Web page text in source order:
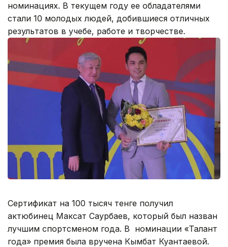
номинациях. В текущем году ее обладателями
стали 10 молодых людей, добившиеся отличных
результатов в учебе, работе и творчестве.
Сертификат на 100 тысяч тенге получил
актюбинец Максат Саурбаев, который был назван
лучшим спортсменом года. В номинации «Талант
года» премия была вручена Кымбат Куантаевой.